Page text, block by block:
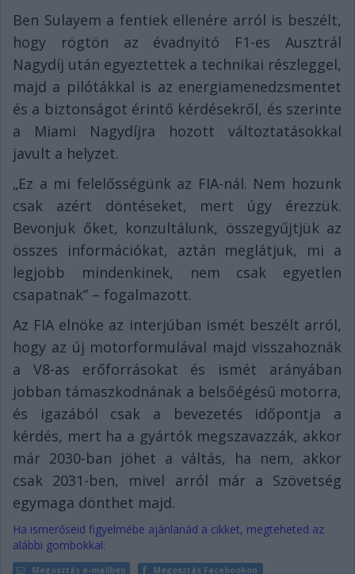
Ben Sulayem a fentiek ellenére arról is beszélt,
hogy rögtön az évadnyitó F1-es Ausztrál
Nagydíj után egyeztettek a technikai részleggel,
majd a pilótákkal is az energiamenedzsmentet
és a biztonságot érintő kérdésekről, és szerinte
a Miami Nagydíjra hozott változtatásokkal
javult a helyzet.
„Ez a mi felelősségünk az FIA-nál. Nem hozunk
csak azért döntéseket, mert úgy érezzük.
Bevonjuk őket, konzultálunk, összegyűjtjük az
összes információkat, aztán meglátjuk, mi a
legjobb mindenkinek, nem csak egyetlen
csapatnak” – fogalmazott.
Az FIA elnöke az interjúban ismét beszélt arról,
hogy az új motorformulával majd visszahoznák
a V8-as erőforrásokat és ismét arányában
jobban támaszkodnának a belsőégésű motorra,
és igazából csak a bevezetés időpontja a
kérdés, mert ha a gyártók megszavazzák, akkor
már 2030-ban jöhet a váltás, ha nem, akkor
csak 2031-ben, mivel arról már a Szövetség
egymaga dönthet majd.
Ha ismerőseid figyelmébe ajánlanád a cikket, megteheted az
alábbi gombokkal:
Megosztás e-mailben Megosztás Facebookon